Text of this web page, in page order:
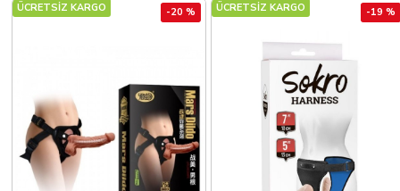
ÜCRETSİZ KARGO -20 % ÜCRETSİZ KARGO -19 %